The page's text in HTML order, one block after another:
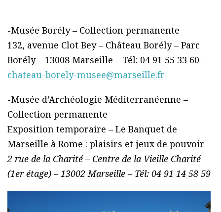
-Musée Borély – Collection permanente
132, avenue Clot Bey – Château Borély – Parc
Borély – 13008 Marseille – Tél: 04 91 55 33 60 –
chateau-borely-musee@marseille.fr
-Musée d’Archéologie Méditerranéenne –
Collection permanente
Exposition temporaire – Le Banquet de
Marseille à Rome : plaisirs et jeux de pouvoir
2 rue de la Charité – Centre de la Vieille Charité
(1er étage) – 13002 Marseille – Tél: 04 91 14 58 59